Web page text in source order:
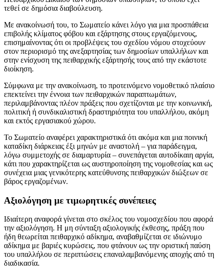
τεθεί σε δημόσια διαβούλευση.
Με ανακοίνωσή του, το Σωματείο κάνει λόγο για μια προσπάθεια
επιβολής κλίματος φόβου και εξάρτησης στους εργαζόμενους,
επισημαίνοντας ότι οι προβλέψεις του σχεδίου νόμου στοχεύουν
στον περιορισμό της ανεξαρτησίας των δημοσίων υπαλλήλων και
στην ενίσχυση της πειθαρχικής εξάρτησής τους από την εκάστοτε
διοίκηση.
Σύμφωνα με την ανακοίνωση, το προτεινόμενο νομοθετικό πλαίσιο
επεκτείνει την έννοια των πειθαρχικών παραπτωμάτων,
περιλαμβάνοντας πλέον πράξεις που σχετίζονται με την κοινωνική,
πολιτική ή συνδικαλιστική δραστηριότητα του υπαλλήλου, ακόμη
και εκτός εργασιακού χώρου.
Το Σωματείο αναφέρει χαρακτηριστικά ότι ακόμα και μια ποινική
καταδίκη διάρκειας έξι μηνών με αναστολή – για παράδειγμα,
λόγω συμμετοχής σε διαμαρτυρία – συνεπάγεται αυτοδίκαιη αργία,
κάτι που χαρακτηρίζεται ως αυστηροποίηση της νομοθεσίας και ως
συνέχεια μιας γενικότερης κατεύθυνσης πειθαρχικών διώξεων σε
βάρος εργαζομένων.
Αξιολόγηση με τιμωρητικές συνέπειες
Ιδιαίτερη αναφορά γίνεται στο σκέλος του νομοσχεδίου που αφορά
την αξιολόγηση. Η μη σύνταξη αξιολογικής έκθεσης, πράξη που
ήδη θεωρείται πειθαρχικό αδίκημα, αναβαθμίζεται σε ιδιώνυμο
αδίκημα με βαριές κυρώσεις, που φτάνουν ως την οριστική παύση
του υπαλλήλου σε περιπτώσεις επαναλαμβανόμενης αποχής από τη
διαδικασία.